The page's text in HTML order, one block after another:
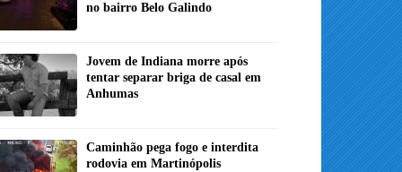
no bairro Belo Galindo
Jovem de Indiana morre após
tentar separar briga de casal em
Anhumas
Caminhão pega fogo e interdita
rodovia em Martinópolis